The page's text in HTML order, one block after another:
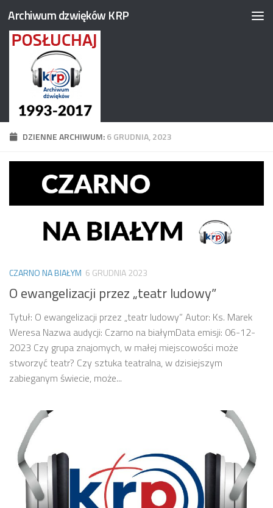
Przejdź do treści
Archiwum dzwięków KRP
DZIENNE ARCHIWUM:6 GRUDNIA, 2023
CZARNO NA BIAŁYM 6 GRUDNIA 2023
O ewangelizacji przez „teatr ludowy”
Tytuł: O ewangelizacji przez „teatr ludowy” Autor: Ks. Marek
Weresa Nazwa audycji: Czarno na białymData emisji: 06-12-
2023 Czy grupa znajomych, w małej miejscowości może
stworzyć teatr? Czy sztuka teatralna, w dzisiejszym
zabieganym świecie, może...